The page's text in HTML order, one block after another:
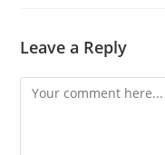
Leave a Reply